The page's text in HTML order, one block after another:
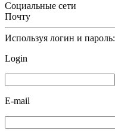
Социальные сети
Почту
Используя логин и пароль:
Login
E-mail